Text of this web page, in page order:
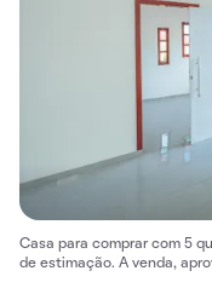
Casa para comprar com 5
de estimação. A venda,